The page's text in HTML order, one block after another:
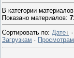
В категории материалов
Показано материалов:
Сортировать по: Дате ·
Загрузкам · Просмотрам